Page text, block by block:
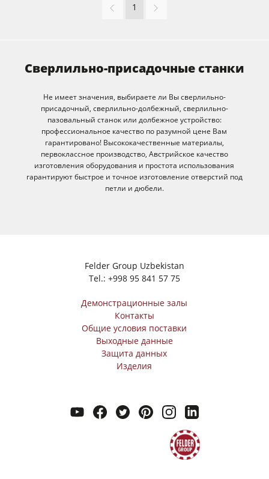
1
Сверлильно-присадочные станки
Не имеет значения, выбираете ли Вы сверлильно-
присадочный, сверлильно-долбежный, сверлильно-
пазовальный станок или долбежное устройство:
профессиональное качество по разумной цене Вам
гарантировано! Высококачественные материалы,
первоклассное производство, Австрийское качество
изготовления оборудования и простота использования
гарантируют быстрое и точное изготовление отверстий под
петли и дюбели.
Felder Group Uzbekistan
Tel.: +998 95 841 57 75
Демонстрационные залы
Контакты
Общие условия поставки
Выходные данные
Защита данных
Изделия
youtubefacebook
twitter
pinterestinstagram
linkedin